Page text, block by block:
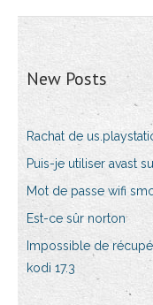
New Posts
Rachat de
Puis-je utiliser avast
Mot de passe wifi
Est-ce sûr norton
Impossible de
kodi 17.3